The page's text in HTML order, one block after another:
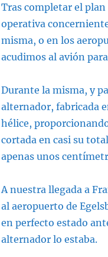
Tras completar el
operativa
misma, o en los
acudimos al avión
Durante la misma, y
alternador, fabricada
hélice,
cortada en casi su
apenas unos
A nuestra llegada a
al aeropuerto de
en perfecto estado
alternador lo estaba.